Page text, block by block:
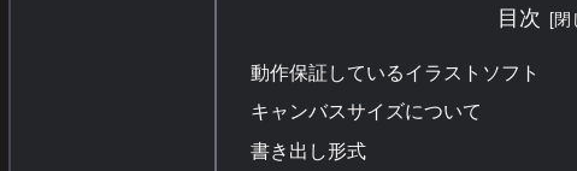
目次
動作保証しているイラストソフト
キャンバスサイズについて
書き出し形式